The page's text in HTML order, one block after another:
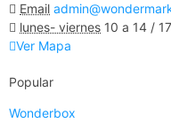
Email
lunes- viernes 10 a 14 /
Ver Mapa
Popular
Wonderbox